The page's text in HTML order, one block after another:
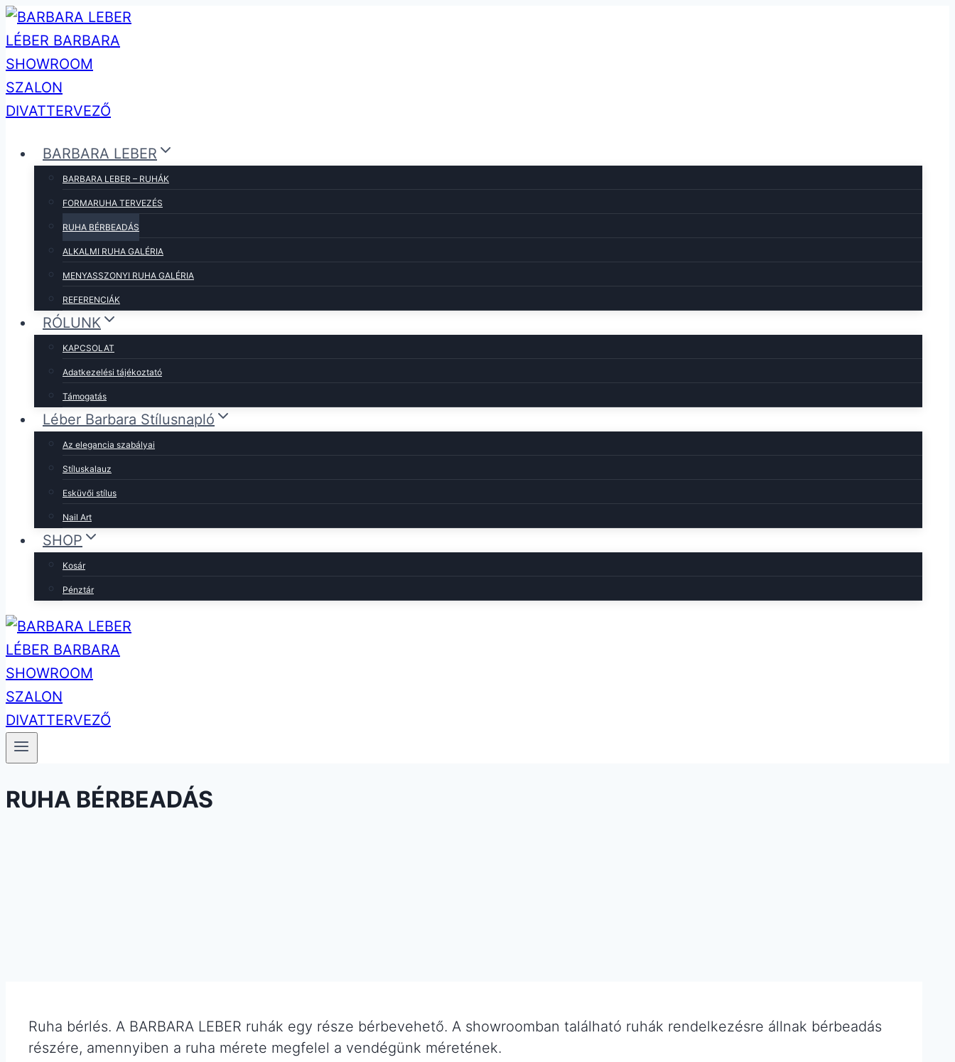
Skip
to
content
BARBARA LEBER
BARBARA LEBER – RUHÁK
FORMARUHA TERVEZÉS
RUHA BÉRBEADÁS
ALKALMI RUHA GALÉRIA
MENYASSZONYI RUHA GALÉRIA
REFERENCIÁK
RÓLUNK
KAPCSOLAT
Adatkezelési tájékoztató
Támogatás
Léber Barbara Stílusnapló
Az elegancia szabályai
Stíluskalauz
Esküvői stílus
Nail Art
SHOP
Kosár
Pénztár
RUHA BÉRBEADÁS
Ruha bérlés. A BARBARA LEBER ruhák egy része bérbevehető. A showroomban található ruhák rendelkezésre állnak bérbeadás
részére, amennyiben a ruha mérete megfelel a vendégünk méretének.